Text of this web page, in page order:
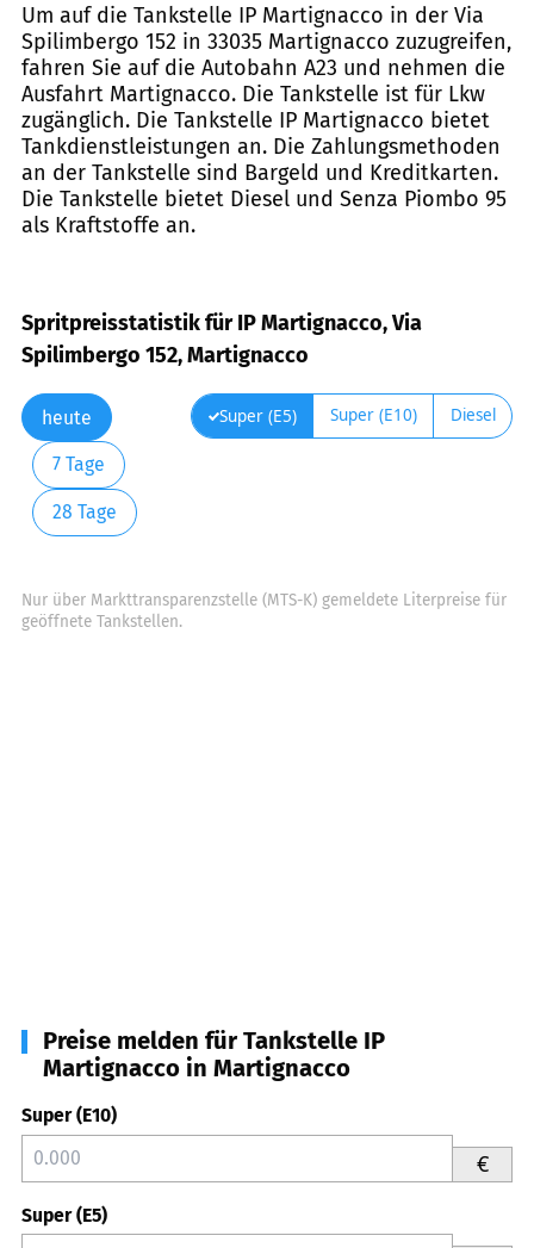
Um auf die Tankstelle IP Martignacco in der Via
Spilimbergo 152 in 33035 Martignacco zuzugreifen,
fahren Sie auf die Autobahn A23 und nehmen die
Ausfahrt Martignacco. Die Tankstelle ist für Lkw
zugänglich. Die Tankstelle IP Martignacco bietet
Tankdienstleistungen an. Die Zahlungsmethoden
an der Tankstelle sind Bargeld und Kreditkarten.
Die Tankstelle bietet Diesel und Senza Piombo 95
als Kraftstoffe an.
Spritpreisstatistik für IP Martignacco, Via
Spilimbergo 152, Martignacco
heute
7 Tage
28 Tage
Super (E5) Super (E10) Diesel
Nur über Markttransparenzstelle (MTS-K) gemeldete Literpreise für
geöffnete Tankstellen.
Preise melden für Tankstelle IP
Martignacco in Martignacco
Super (E10)
€
Super (E5)